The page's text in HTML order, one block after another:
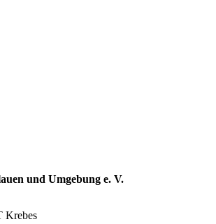
und Umgebung e. V.
Krebes